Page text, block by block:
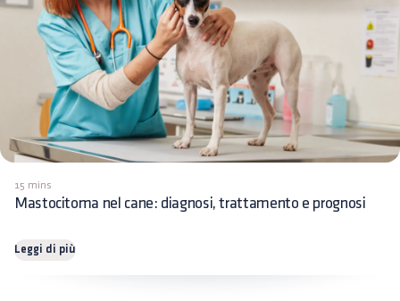
15 mins
Mastocitoma nel cane: diagnosi, trattamento e prognosi
Leggi di più